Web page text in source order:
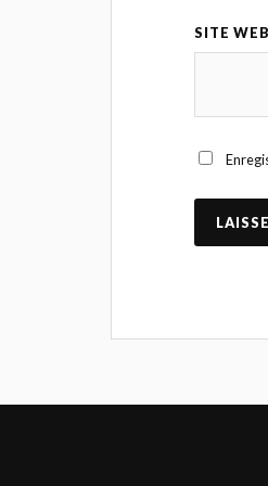
SITE WEB